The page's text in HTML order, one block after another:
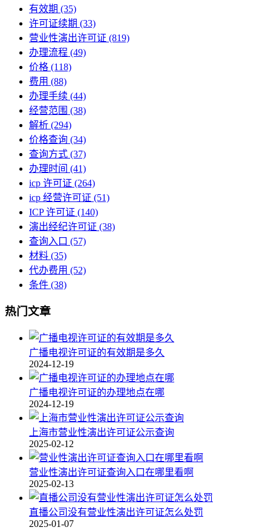
有效期 (35)
许可证续期 (33)
营业性演出许可证 (819)
办理流程 (49)
价格 (118)
费用 (88)
办理手续 (44)
经营范围 (38)
解析 (294)
价格查询 (34)
查询方式 (37)
办理时间 (41)
icp 许可证 (264)
icp 经营许可证 (51)
ICP 许可证 (140)
演出经纪许可证 (38)
查询入口 (57)
材料 (35)
代办费用 (52)
条件 (38)
热门文章
广播电视许可证的有效期是多久
2024-12-19
广播电视许可证的办理地点在哪
2024-12-19
上海市营业性演出许可证公示查询
2025-02-12
营业性演出许可证查询入口在哪里看啊
2025-02-13
直播公司没有营业性演出许可证怎么处罚
2025-01-07